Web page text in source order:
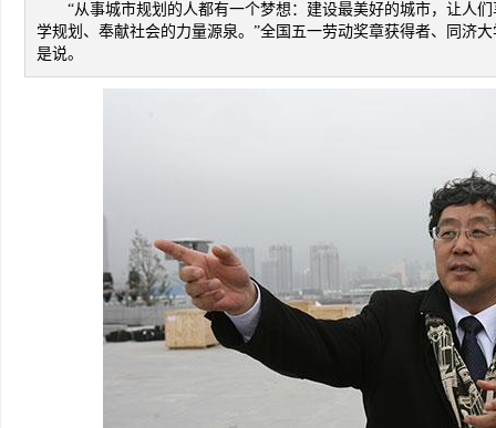
“从事城市规划的人都有一个梦想：建设最美好的城市，让人
学规划、奉献社会的力量源泉。”全国五一劳动奖章获得者、同济
是说。